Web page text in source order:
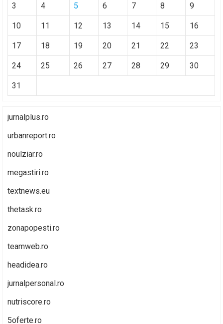
3 4 5 6 7 8 9
10 11 12 13 14 15 16
17 18 19 20 21 22 23
24 25 26 27 28 29 30
31
jurnalplus.ro
urbanreport.ro
noulziar.ro
megastiri.ro
textnews.eu
thetask.ro
zonapopesti.ro
teamweb.ro
headidea.ro
jurnalpersonal.ro
nutriscore.ro
5oferte.ro